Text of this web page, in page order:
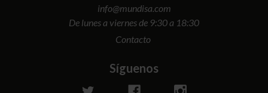
info@mundisa.com
De lunes a viernes de 9:30 a 18:30
Contacto
Síguenos